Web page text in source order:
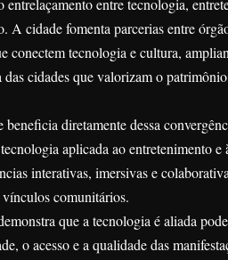
entrelaçamento entre tecnologia,
A cidade fomenta parcerias entre
conectem tecnologia e cultura,
cidades que valorizam o
diretamente dessa
aplicada ao entretenimento
interativas, imersivas e
comunitários.
que a tecnologia é aliada
o acesso e a qualidade das